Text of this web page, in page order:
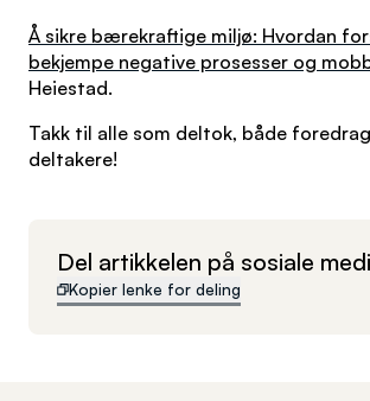
Å sikre bærekraftige miljø: Hvordan
bekjempe negative prosesser og
Heiestad.
Takk til alle som deltok, både
deltakere!
Del artikkelen på sosiale
Kopier lenke for deling